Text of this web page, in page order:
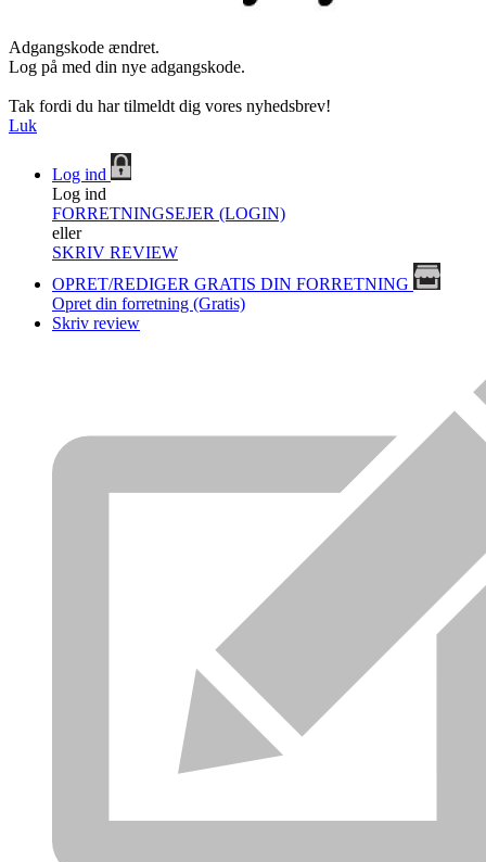
Adgangskode ændret.
Log på med din nye adgangskode.
Tak fordi du har tilmeldt dig vores nyhedsbrev!
Luk
Log ind
Log ind
FORRETNINGSEJER (LOGIN)
eller
SKRIV REVIEW
OPRET/REDIGER GRATIS DIN FORRETNING
Opret din forretning (Gratis)
Skriv review